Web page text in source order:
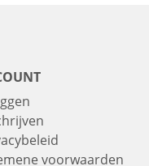
voorwaarden